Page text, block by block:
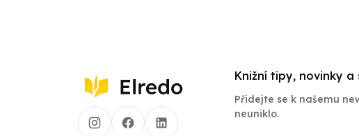
Knižní tipy, novinky a
Přidejte se k našemu
neuniklo.